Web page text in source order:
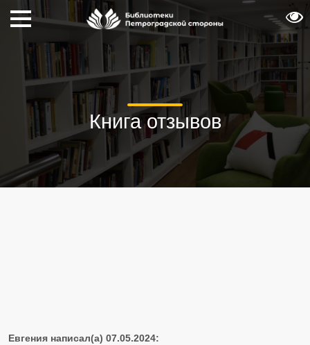
Книга отзывов
Евгения написал(а) 07.05.2024: